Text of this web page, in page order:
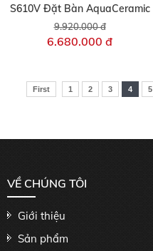
S610V Đặt Bàn AquaCeramic
9.920.000 đ
6.680.000 đ
First 1 2 3 4 5
VỀ CHÚNG TÔI
Giới thiệu
Sản phẩm